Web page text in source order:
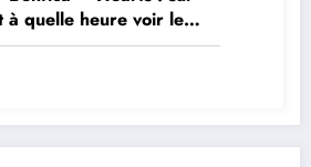
à quelle heure voir le